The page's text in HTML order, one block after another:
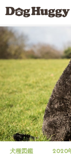
犬種図鑑 2020